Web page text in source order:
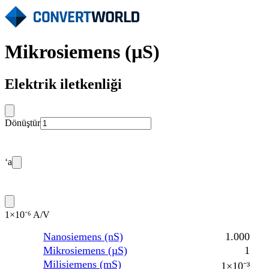
Mikrosiemens (µS)
Elektrik iletkenliği
Dönüştür
‘a
1×10⁻⁶ A/V
Nanosiemens (nS)
1.000
Mikrosiemens (µS)
1
Milisiemens (mS)
1×10⁻³